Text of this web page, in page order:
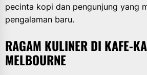
pecinta kopi dan pengunjung yang
pengalaman baru.
RAGAM KULINER DI KAFE-
MELBOURNE